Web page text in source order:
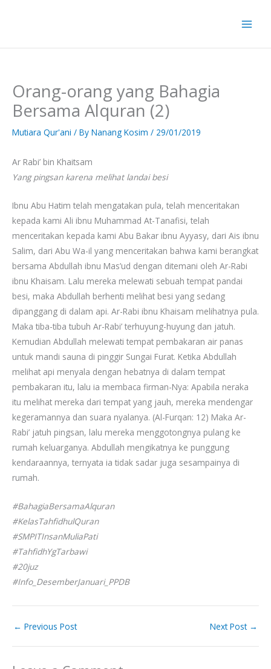
Orang-orang yang Bahagia
Bersama Alquran (2)
Mutiara Qur'ani / By Nanang Kosim / 29/01/2019
Ar Rabi’ bin Khaitsam
Yang pingsan karena melihat landai besi
Ibnu Abu Hatim telah mengatakan pula, telah menceritakan
kepada kami Ali ibnu Muhammad At-Tanafisi, telah
menceritakan kepada kami Abu Bakar ibnu Ayyasy, dari Ais ibnu
Salim, dari Abu Wa-il yang menceritakan bahwa kami berangkat
bersama Abdullah ibnu Mas’ud dengan ditemani oleh Ar-Rabi
ibnu Khaisam. Lalu mereka melewati sebuah tempat pandai
besi, maka Abdullah berhenti melihat besi yang sedang
dipanggang di dalam api. Ar-Rabi ibnu Khaisam melihatnya pula.
Maka tiba-tiba tubuh Ar-Rabi’ terhuyung-huyung dan jatuh.
Kemudian Abdullah melewati tempat pembakaran air panas
untuk mandi sauna di pinggir Sungai Furat. Ketika Abdullah
melihat api menyala dengan hebatnya di dalam tempat
pembakaran itu, lalu ia membaca firman-Nya: Apabila neraka
itu melihat mereka dari tempat yang jauh, mereka mendengar
kegeramannya dan suara nyalanya. (Al-Furqan: 12) Maka Ar-
Rabi’ jatuh pingsan, lalu mereka menggotongnya pulang ke
rumah keluarganya. Abdullah mengikatnya ke punggung
kendaraannya, ternyata ia tidak sadar juga sesampainya di
rumah.
#BahagiaBersamaAlquran
#KelasTahfidhulQuran
#SMPITInsanMuliaPati
#TahfidhYgTarbawi
#20juz
#Info_DesemberJanuari_PPDB
← Previous Post Next Post →